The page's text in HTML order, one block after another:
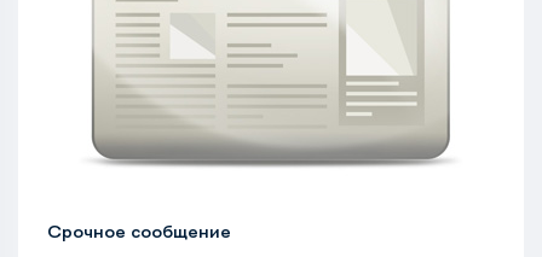
Срочное сообщение